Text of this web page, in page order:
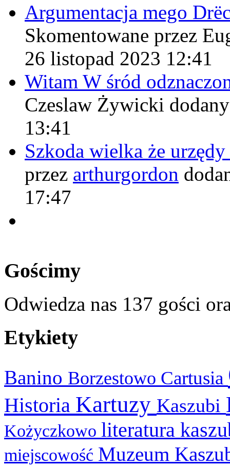
Argumentacja mego
Skomentowane przez
26 listopad 2023 12:41
Witam W śród
Czeslaw Żywicki
13:41
Szkoda wielka że
przez arthurgordon
17:47
Gościmy
Odwiedza nas 137 gości
Etykiety
Banino Borzestowo Cartusia
Historia Kartuzy Kaszubi
Kożyczkowo literatura
miejscowość Muzeum